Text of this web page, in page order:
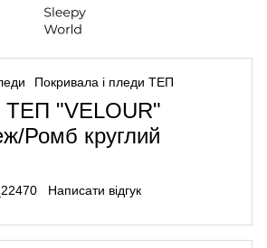
Покривала і пледи ТЕП
ТЕП "VELOUR"
Ромб круглий
Написати відгук